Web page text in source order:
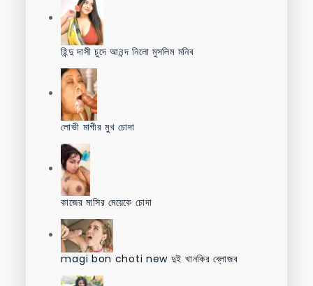
হিন্দু দাসী চুদে আনন্দ নিলো মুসলিম মনিব
লোভী মাগীর মুখ চোদা
কাজের মাসির মেয়েকে চোদা
magi bon choti new দুই খানকির ব্লোজব